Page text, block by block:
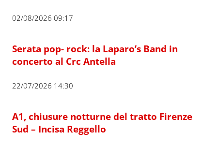
02/08/2026 09:17
Serata pop- rock: la Laparo’s Band in
concerto al Crc Antella
22/07/2026 14:30
A1, chiusure notturne del tratto Firenze
Sud – Incisa Reggello